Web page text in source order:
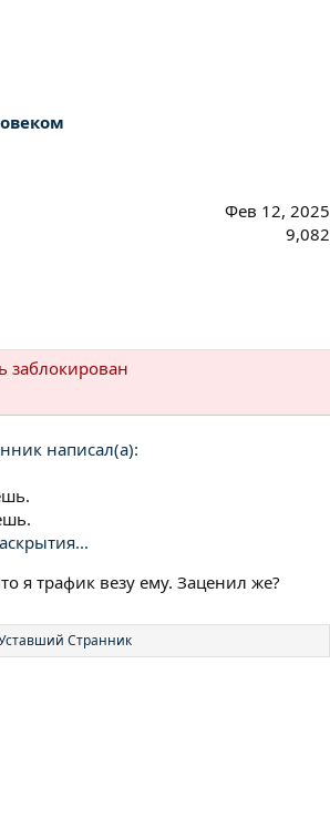
Фев 12, 2025
9,082
заблокирован
написал(а):
я трафик везу ему. Заценил же?
Странник